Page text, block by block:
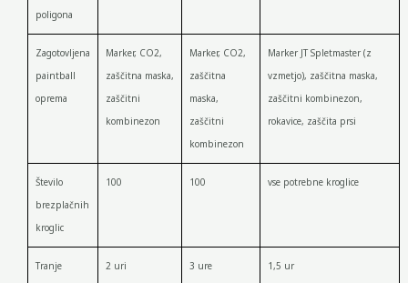
poligona
Zagotovljena
paintball
oprema
Marker, CO2,
zaščitna maska,
zaščitni
kombinezon
Marker, CO2,
zaščitna
maska,
zaščitni
kombinezon
Marker JT Spletmaster (z
vzmetjo), zaščitna maska,
zaščitni kombinezon,
rokavice, zaščita prsi
Število
brezplačnih
kroglic
100 100 vse potrebne kroglice
Tranje 2 uri 3 ure 1,5 ur